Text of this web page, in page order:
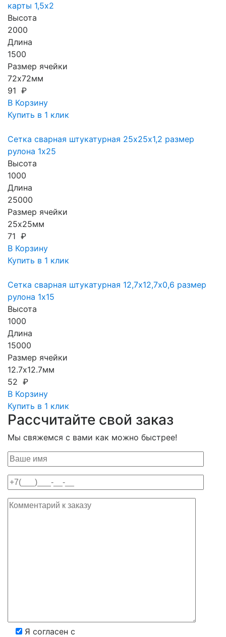
карты 1,5х2
Высота
2000
Длина
1500
Размер ячейки
72х72мм
91 ₽
В Корзину
Купить в 1 клик
Сетка сварная штукатурная 25х25х1,2 размер
рулона 1х25
Высота
1000
Длина
25000
Размер ячейки
25х25мм
71 ₽
В Корзину
Купить в 1 клик
Сетка сварная штукатурная 12,7х12,7х0,6 размер
рулона 1х15
Высота
1000
Длина
15000
Размер ячейки
12.7х12.7мм
52 ₽
В Корзину
Купить в 1 клик
Рассчитайте свой заказ
Мы свяжемся с вами как можно быстрее!
Я согласен с